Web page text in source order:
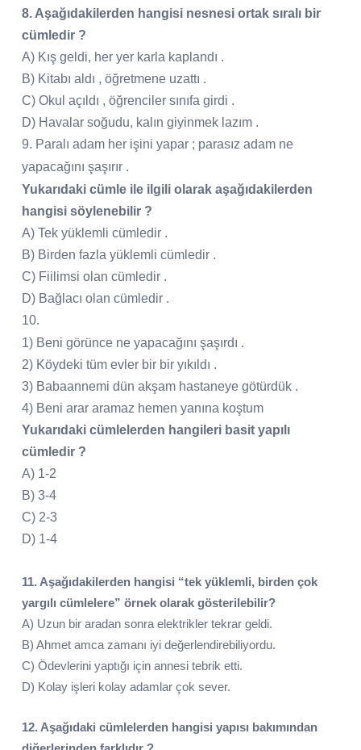
8. Aşağıdakilerden hangisi nesnesi ortak sıralı bir
cümledir ?
A) Kış geldi, her yer karla kaplandı .
B) Kitabı aldı , öğretmene uzattı .
C) Okul açıldı , öğrenciler sınıfa girdi .
D) Havalar soğudu, kalın giyinmek lazım .
9. Paralı adam her işini yapar ; parasız adam ne
yapacağını şaşırır .
Yukarıdaki cümle ile ilgili olarak aşağıdakilerden
hangisi söylenebilir ?
A) Tek yüklemli cümledir .
B) Birden fazla yüklemli cümledir .
C) Fiilimsi olan cümledir .
D) Bağlacı olan cümledir .
10.
1) Beni görünce ne yapacağını şaşırdı .
2) Köydeki tüm evler bir bir yıkıldı .
3) Babaannemi dün akşam hastaneye götürdük .
4) Beni arar aramaz hemen yanına koştum
Yukarıdaki cümlelerden hangileri basit yapılı
cümledir ?
A) 1-2
B) 3-4
C) 2-3
D) 1-4
11. Aşağıdakilerden hangisi “tek yüklemli, birden çok
yargılı cümlelere” örnek olarak gösterilebilir?
A) Uzun bir aradan sonra elektrikler tekrar geldi.
B) Ahmet amca zamanı iyi değerlendirebiliyordu.
C) Ödevlerini yaptığı için annesi tebrik etti.
D) Kolay işleri kolay adamlar çok sever.
12. Aşağıdaki cümlelerden hangisi yapısı bakımından